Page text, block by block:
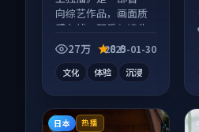
向综艺作品，画面质
感在线，配乐与镜头
配合度高。
27万 8.0
2025-01-30
文化 体验 沉浸
日本 热播